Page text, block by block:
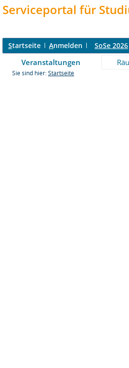
Serviceportal für
Startseite Anmelden SoSe 2026
Veranstaltungen
Sie sind hier: Startseite